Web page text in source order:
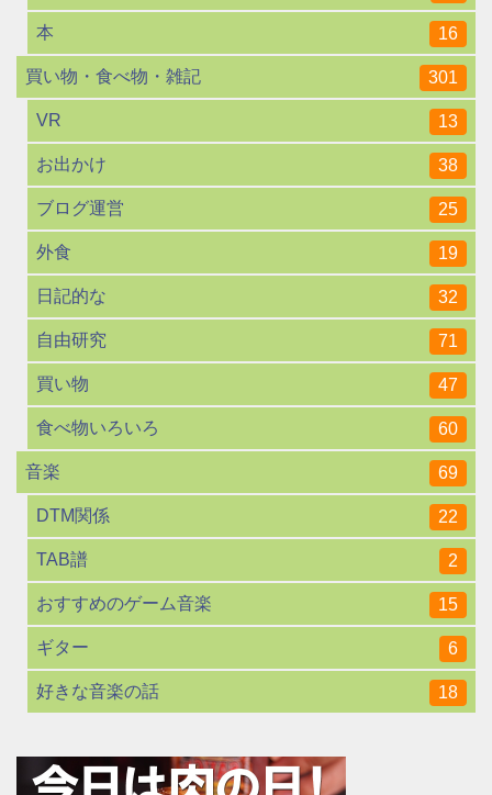
本 16
買い物・食べ物・雑記 301
VR 13
お出かけ 38
ブログ運営 25
外食 19
日記的な 32
自由研究 71
買い物 47
食べ物いろいろ 60
音楽 69
DTM関係 22
TAB譜 2
おすすめのゲーム音楽 15
ギター 6
好きな音楽の話 18